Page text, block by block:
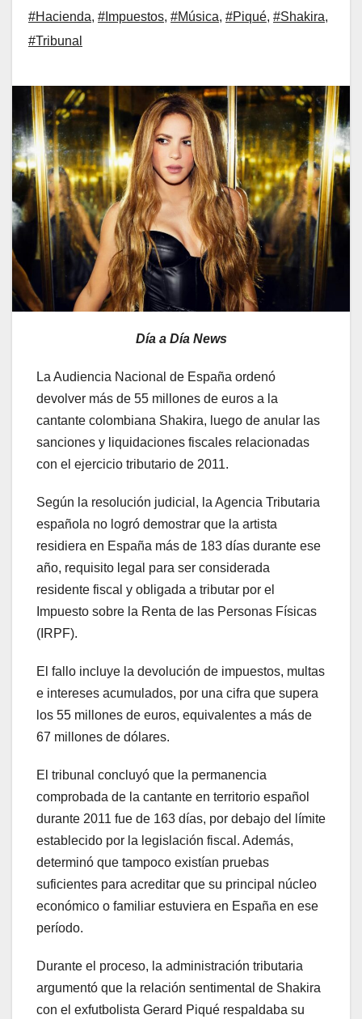
#Hacienda, #Impuestos, #Música, #Piqué, #Shakira,
#Tribunal
Día a Día News
La Audiencia Nacional de España ordenó
devolver más de 55 millones de euros a la
cantante colombiana Shakira, luego de anular las
sanciones y liquidaciones fiscales relacionadas
con el ejercicio tributario de 2011.
Según la resolución judicial, la Agencia Tributaria
española no logró demostrar que la artista
residiera en España más de 183 días durante ese
año, requisito legal para ser considerada
residente fiscal y obligada a tributar por el
Impuesto sobre la Renta de las Personas Físicas
(IRPF).
El fallo incluye la devolución de impuestos, multas
e intereses acumulados, por una cifra que supera
los 55 millones de euros, equivalentes a más de
67 millones de dólares.
El tribunal concluyó que la permanencia
comprobada de la cantante en territorio español
durante 2011 fue de 163 días, por debajo del límite
establecido por la legislación fiscal. Además,
determinó que tampoco existían pruebas
suficientes para acreditar que su principal núcleo
económico o familiar estuviera en España en ese
período.
Durante el proceso, la administración tributaria
argumentó que la relación sentimental de Shakira
con el exfutbolista Gerard Piqué respaldaba su